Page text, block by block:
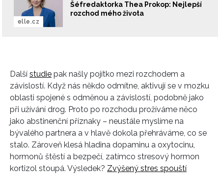
Šéfredaktorka Thea Prokop: Nejlepší
rozchod mého života
elle.cz
Další studie pak našly pojítko mezi rozchodem a
závislostí. Když nás někdo odmítne, aktivují se v mozku
oblasti spojené s odměnou a závislostí, podobně jako
při užívání drog. Proto po rozchodu prožíváme něco
jako abstinenční příznaky – neustále myslíme na
bývalého partnera a v hlavě dokola přehráváme, co se
stalo. Zároveň klesá hladina dopaminu a oxytocinu,
hormonů štěstí a bezpečí, zatímco stresový hormon
kortizol stoupá. Výsledek? Zvýšený stres spouští